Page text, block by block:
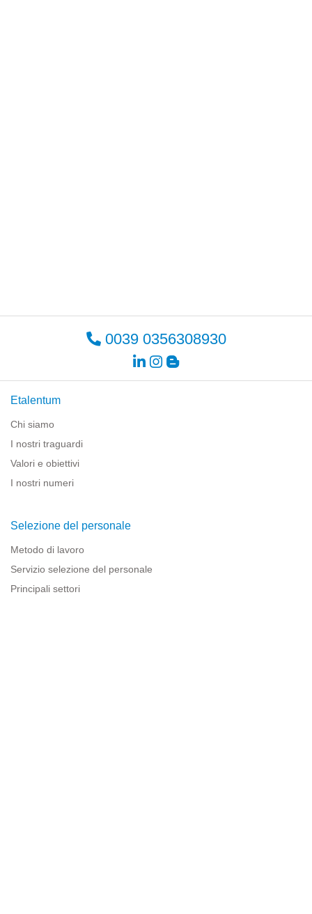
0039 0356308930
Etalentum
Chi siamo
I nostri traguardi
Valori e obiettivi
I nostri numeri
Selezione del personale
Metodo di lavoro
Servizio selezione del personale
Principali settori